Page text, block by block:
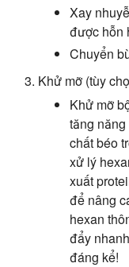
Xay
được hỗn
Chuyển
Khử mỡ (tùy
Khử mỡ
tăng
chất béo
xử lý
xuất
để nâng
hexan
đẩy
đáng kể!